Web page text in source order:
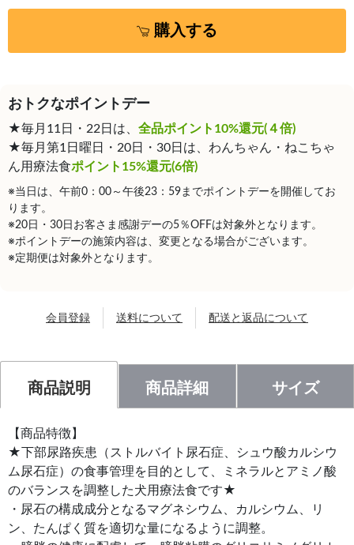
購入する
おトクなポイントデー
★毎月11日・22日は、 全品ポイント10%還元(４倍)
★毎月第1日曜日・20日・30日は、わんちゃん・ねこちゃ
ん用療法食ポイント15%還元(6倍)
※当日は、午前0：00～午後23：59までポイントデーを開催してお
ります。
※20日・30日お客さま感謝デーの5％OFFは対象外となります。
※ポイントデーの施策内容は、変更となる場合がございます。
※定期便は対象外となります。
会員登録 送料について 配送と返品について
商品説明 商品詳細 サイズ
【商品特徴】
★下部尿路疾患（ストルバイト尿石症、シュウ酸カルシウ
ム尿石症）の食事管理を目的として、ミネラルとアミノ酸
のバランスを調整した犬用療法食です★
・尿石の構成成分となるマグネシウム、カルシウム、リ
ン、たんぱく質を適切な量になるように調整。